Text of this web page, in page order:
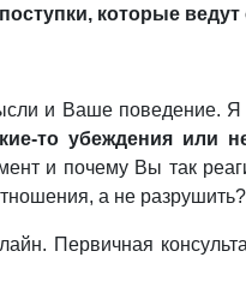
которые ведут
и Ваше поведение. Я
то убеждения или
и почему Вы так
а не разрушить?
Первичная